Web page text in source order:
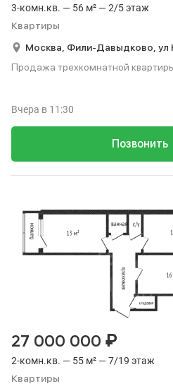
3-комн.кв. — 56 м² — 2/5 этаж
Квартиры
Москва, Фили-Давыдково, ул
Продажа трехкомнатной
Позвонить
Вчера в 11:30
2-комн.кв. — 55 м² — 7/19 этаж
Квартиры
27 000 000 ₽